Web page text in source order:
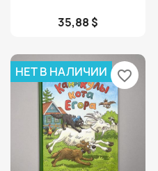
35,88 $
НЕТ В НАЛИЧИИ favorite_border